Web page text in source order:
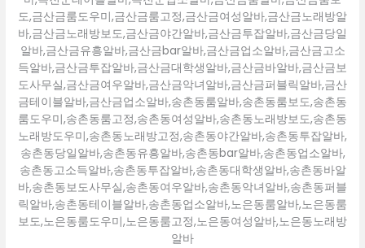
도,금산금룸도우미,금산금룸고정,금산금여성알바,금산금노래방알
바,금산금노래방보도,금산금야간알바,금산금투잡알바,금산금당일
알바,금산금유흥알바,금산금bar알바,금산금업소알바,금산금고소
득알바,금산금투잡알바,금산금대학생알바,금산금바알바,금산금보
도사무실,금산금여우알바,금산금악녀알바,금산금퍼블릭알바,금산
금테이블알바,금산금업소알바,송촌동룸알바,송촌동룸보도,송촌동
룸도우미,송촌동룸고정,송촌동여성알바,송촌동노래방보도,송촌동
노래방도우미,송촌동노래방고정,송촌동야간알바,송촌동투잡알바,
송촌동당일알바,송촌동유흥알바,송촌동bar알바,송촌동업소알바,
송촌동고소득알바,송촌동투잡알바,송촌동대학생알바,송촌동바알
바,송촌동보도사무실,송촌동여우알바,송촌동악녀알바,송촌동퍼블
릭알바,송촌동테이블알바,송촌동업소알바,노은동룸알바,노은동룸
보도,노은동룸도우미,노은동룸고정,노은동여성알바,노은동노래방
알바